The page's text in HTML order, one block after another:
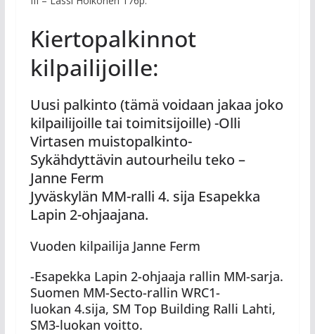
Kiertopalkinnot
kilpailijoille:
Uusi palkinto (tämä voidaan jakaa joko
kilpailijoille tai toimitsijoille) -Olli
Virtasen muistopalkinto-
Sykähdyttävin autourheilu teko –
Janne Ferm
Jyväskylän MM-ralli 4. sija Esapekka
Lapin 2-ohjaajana.
Vuoden kilpailija Janne Ferm
-Esapekka Lapin 2-ohjaaja rallin MM-sarja.
Suomen MM-Secto-rallin WRC1-
luokan 4.sija, SM Top Building Ralli Lahti,
SM3-luokan voitto.